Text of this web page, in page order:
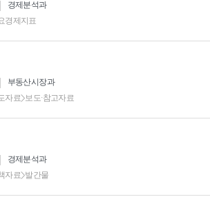
경제분석과
경제지표
부동산시장과
자료>보도·참고자료
경제분석과
자료>발간물